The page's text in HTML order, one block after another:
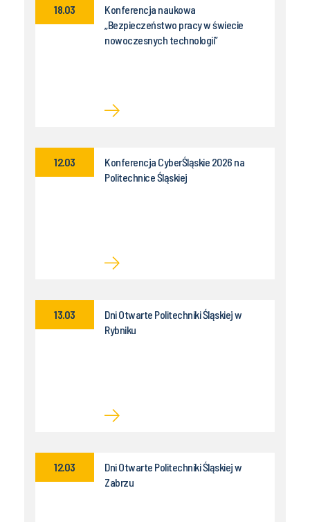
Konferencja naukowa
„Bezpieczeństwo pracy w świecie
nowoczesnych technologii”
18.03
Konferencja CyberŚląskie 2026 na
Politechnice Śląskiej
12.03
Dni Otwarte Politechniki Śląskiej w
Rybniku
13.03
Dni Otwarte Politechniki Śląskiej w
Zabrzu
12.03